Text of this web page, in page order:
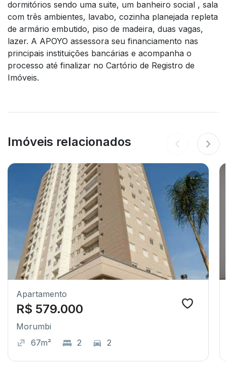
dormitórios sendo uma suite, um banheiro social , sala
com três ambientes, lavabo, cozinha planejada repleta
de armário embutido, piso de madeira, duas vagas,
lazer. A APOYO assessora seu financiamento nas
principais instituições bancárias e acompanha o
processo até finalizar no Cartório de Registro de
Imóveis.
Imóveis relacionados
Apartamento
R$ 579.000
Morumbi
67m²
2 2